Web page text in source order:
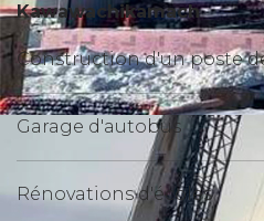
Kawawachikamach
Construction d'un poste
Garage d'autobus
Rénovations d'écoles